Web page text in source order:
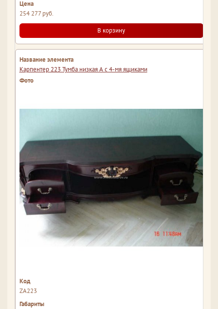
254 277 руб.
В корзину
Карпентер 223 Тумба низкая А с 4-мя ящиками
ZA223